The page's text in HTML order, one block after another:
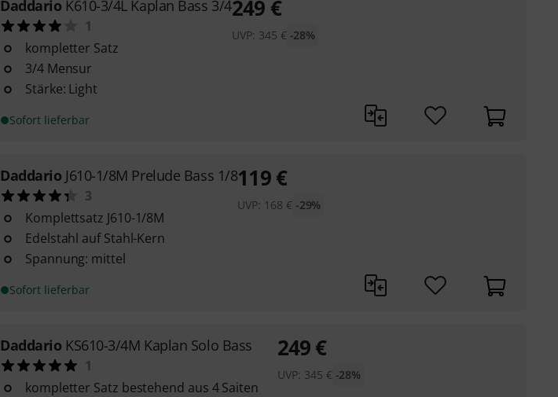
Daddario K610-3/4L Kaplan Bass 3/4
1
kompletter Satz
3/4 Mensur
Stärke: Light
Sofort lieferbar
249 €
UVP: 345 € -28%
Daddario J610-1/8M Prelude Bass 1/8
3
Komplettsatz J610-1/8M
Edelstahl auf Stahl-Kern
Spannung: mittel
Sofort lieferbar
119€
UVP: 168 € -29%
Daddario KS610-3/4M Kaplan Solo Bass
1
kompletter Satz bestehend aus 4 Saiten
249€
UVP: 345 € -28%